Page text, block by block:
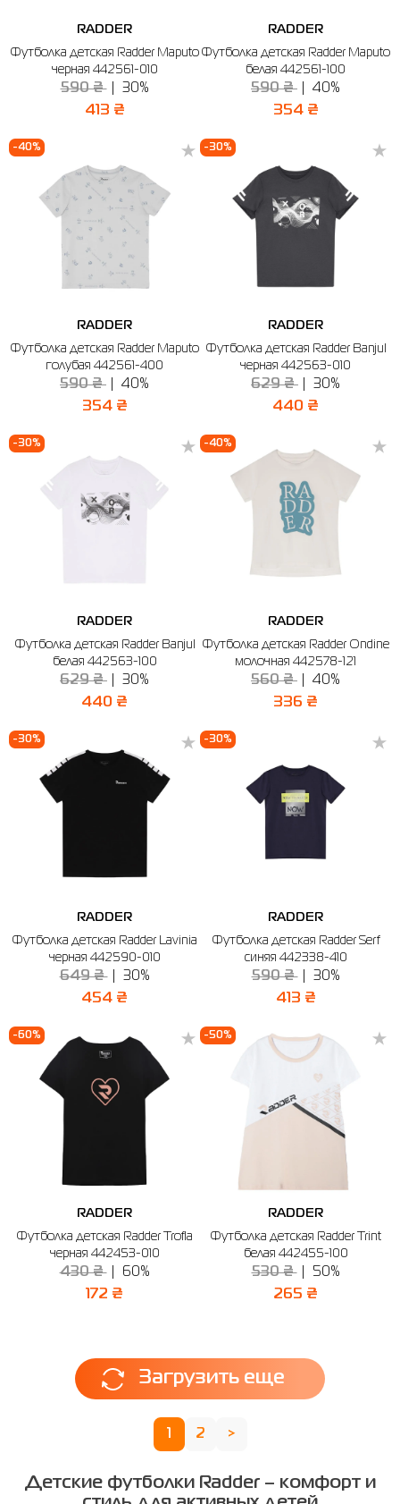
RADDER
Футболка детская Radder Maputo
черная 442561-010
590 ₴ 30%
413 ₴
RADDER
Футболка детская Radder Maputo
белая 442561-100
590 ₴ 40%
354 ₴
-40%
RADDER
Футболка детская Radder Maputo
голубая 442561-400
590 ₴ 40%
354 ₴
-30%
RADDER
Футболка детская Radder Banjul
черная 442563-010
629 ₴ 30%
440 ₴
-30%
RADDER
Футболка детская Radder Banjul
белая 442563-100
629 ₴ 30%
440 ₴
-40%
RADDER
Футболка детская Radder Ondine
молочная 442578-121
560 ₴ 40%
336 ₴
-30%
RADDER
Футболка детская Radder Lavinia
черная 442590-010
649 ₴ 30%
454 ₴
-30%
RADDER
Футболка детская Radder Serf
синяя 442338-410
590 ₴ 30%
413 ₴
-60%
RADDER
Футболка детская Radder Trofla
черная 442453-010
430 ₴ 60%
172 ₴
-50%
RADDER
Футболка детская Radder Trint
белая 442455-100
530 ₴ 50%
265 ₴
Загрузить еще
2 >
Детские футболки Radder – комфорт и